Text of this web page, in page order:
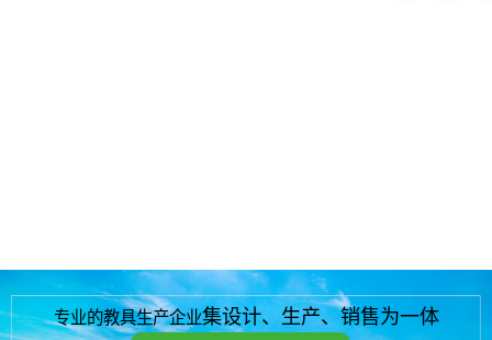
专业的教具生产企业集设计、生产、销售为一体